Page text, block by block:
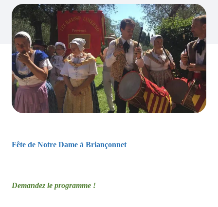
Fête de Notre Dame à Briançonnet
Demandez le programme !